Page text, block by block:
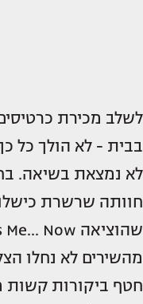
לשלב מכירת
בבית - לא הולך כל
לא נמצאת בשיאה.
חוותה שרשרת
מהשירים לא נחלו
חטף ביקורות קשות